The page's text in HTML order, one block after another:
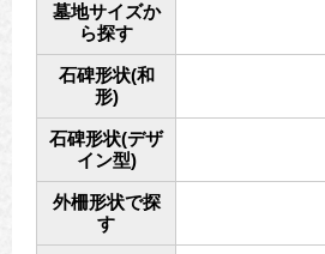
墓地サイズか
ら探す
石碑形状(和
形)
石碑形状(デザ
イン型)
外柵形状で探
す